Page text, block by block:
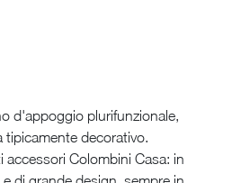
d'appoggio plurifunzionale,
decorativo.
Colombini Casa: in